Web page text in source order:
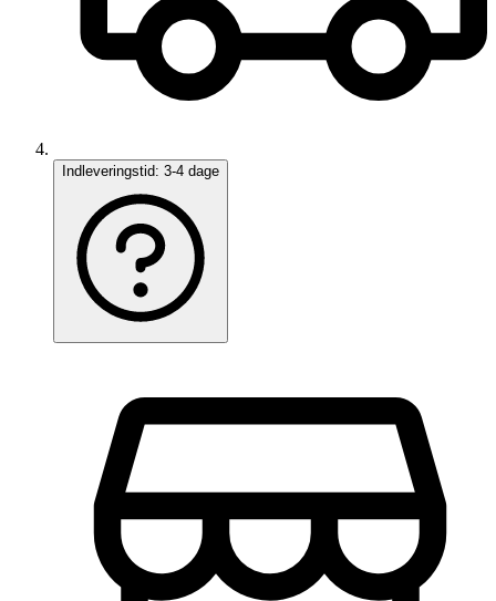
Indleveringstid: 3-4 dage